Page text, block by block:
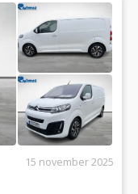
15 november 2025